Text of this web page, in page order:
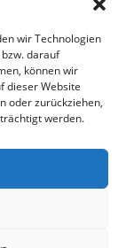
wir Technologien
darauf
können wir
dieser Website
oder zurückziehen,
werden.